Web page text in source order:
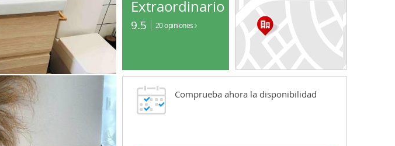
Extraordinario
9.5 20 opiniones
Comprueba ahora la disponibilidad